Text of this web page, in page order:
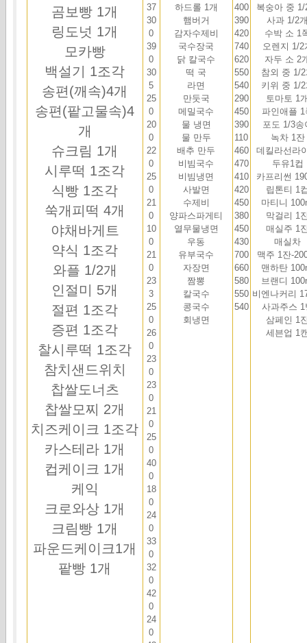
곰보빵 1개
링도넛 1개
모카빵
백설기 1조각
송편(깨속)4개
송편(팥고물속)4
개
슈크림 1개
시루떡 1조각
식빵 1조각
쑥개피떡 4개
야채바게트
약식 1조각
와플 1/2개
인절미 5개
절편 1조각
증편 1조각
찰시루떡 1조각
참치샌드위치
찹쌀도너츠
찹쌀모찌 2개
치즈케이크 1조각
카스테라 1개
컵케이크 1개
케익
크로와상 1개
크림빵 1개
파운드케이크1개
팥빵 1개
37
30
0
39
0
30
5
25
0
20
0
22
0
25
0
21
0
10
0
21
0
23
3
25
0
26
0
23
0
23
0
21
0
25
0
40
0
18
0
24
0
33
0
32
0
42
0
24
0
하드롤 1개
햄버거
감자수제비
국수장국
닭 칼국수
떡 국
라면
만둣국
메밀국수
물 냉면
물 만두
배추 만두
비빔국수
비빔냉면
사발면
수제비
양파스파게티
열무물냉면
우동
유부국수
자장면
짬뽕
칼국수
콩국수
회냉면
400
390
420
740
620
550
540
290
450
390
110
460
470
410
420
450
380
450
430
700
660
580
550
540
복숭아 중 1/
사과 1/2
수박 소 1
오렌지 1/2
자두 소 2
참외 중 1/
키위 중 1/
토마토 1
파인애플 1
포도 1/3송
녹차 1잔
데킬라선라
두유1컵
카프리썬
립톤티 1
마티니
막걸리 1
매실주 1
매실차
맥주 1잔-
맨하탄
브랜디
비엔나커리
사과주스 1
삼페인 1
세븐업 1